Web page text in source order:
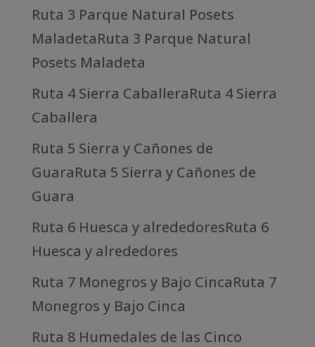
Ruta 3 Parque Natural Posets
MaladetaRuta 3 Parque Natural
Posets Maladeta
Ruta 4 Sierra CaballeraRuta 4 Sierra
Caballera
Ruta 5 Sierra y Cañones de
GuaraRuta 5 Sierra y Cañones de
Guara
Ruta 6 Huesca y alrededoresRuta 6
Huesca y alrededores
Ruta 7 Monegros y Bajo CincaRuta 7
Monegros y Bajo Cinca
Ruta 8 Humedales de las Cinco